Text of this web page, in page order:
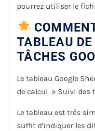
pourrez utiliser le
TABLEAU
TÂCHES
Le tableau Google
de calcul » Suivi des
Le tableau est très
suffit d’indiquer les